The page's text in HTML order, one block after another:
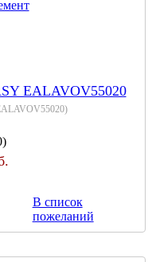
EALAVOV55020
)
В список
пожеланий